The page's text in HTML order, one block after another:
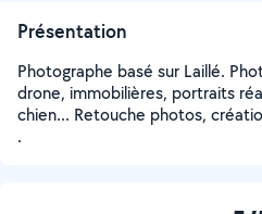
Présentation
Photographe basé sur Laillé.
drone, immobilières, portraits
chien... Retouche photos,
.